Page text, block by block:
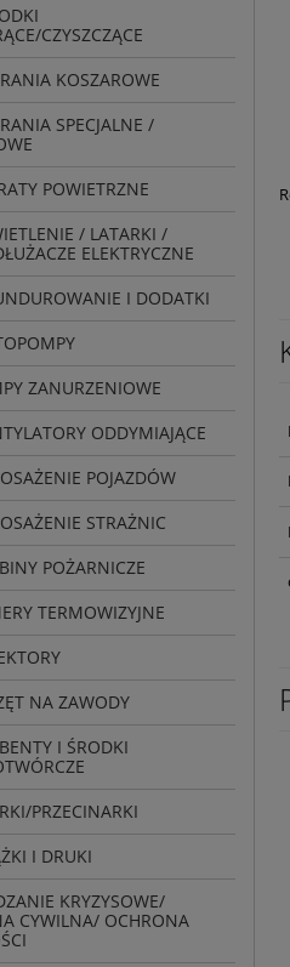
CZYSZCZĄCE
KOSZAROWE
SPECJALNE /
POWIETRZNE
/ LATARKI /
ELEKTRYCZNE
I DODATKI
ZANURZENIOWE
ODDYMIAJĄCE
POJAZDÓW
STRAŻNIC
POŻARNICZE
TERMOWIZYJNE
NA ZAWODY
I ŚRODKI
PRZECINARKI
I DRUKI
KRYZYSOWE/
CYWILNA/ OCHRONA